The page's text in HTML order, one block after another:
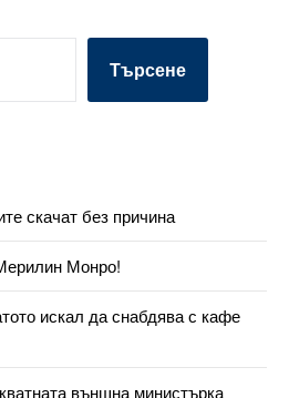
Търсене
скачат без причина
Монро!
искал да снабдява с кафе
външна министърка